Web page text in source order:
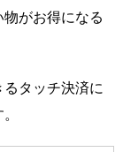
がお得になる
タッチ決済に